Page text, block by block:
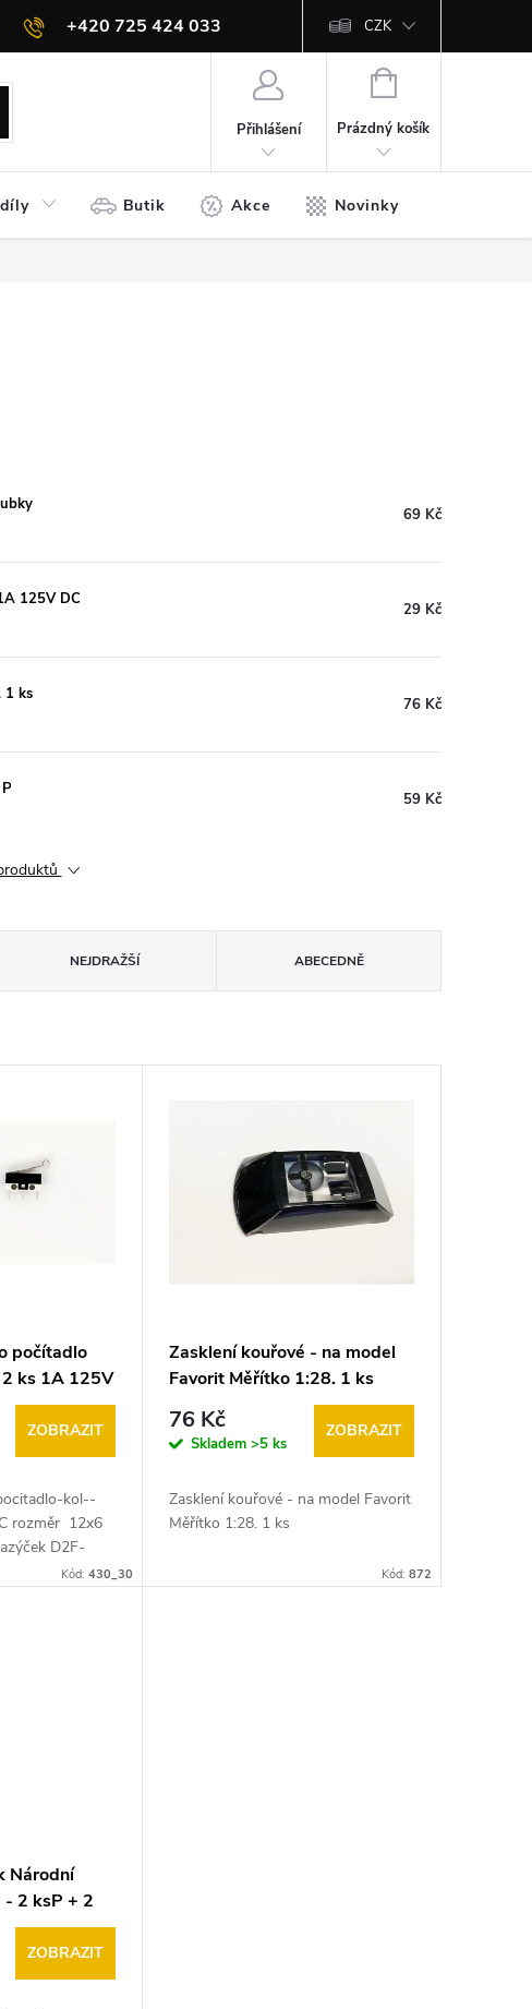
+420 725 424 033 CZK
Přihlášení
NÁKUPNÍ
Prázdný košík
Butik Akce Novinky
69 Kč
125V DC
29 Kč
1 ks
76 Kč
59 Kč
NEJDRAŽŠÍ ABECEDNĚ
počítadlo
ks 1A 125V
ZOBRAZIT
kol--
rozměr 12x6
D2F-
Kód: 430_30
Zasklení kouřové - na model
Favorit Měřítko 1:28. 1 ks
76 Kč
Skladem >5 ks
ZOBRAZIT
Zasklení kouřové - na model Favorit
Měřítko 1:28. 1 ks
Kód: 872
Národní
2 ksP + 2
ZOBRAZIT